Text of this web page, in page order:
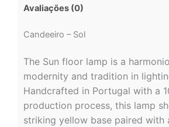
Avaliações (0)
Candeeiro – Sol
The Sun floor lamp is a
modernity and tradition in
Handcrafted in Portugal with a
production process, this lamp
striking yellow base paired with